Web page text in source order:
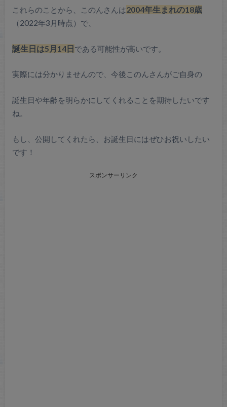
これらのことから、このんさんは2004年生まれの18歳
（2022年3月時点）で、
誕生日は5月14日 である可能性が高いです。
実際には分かりませんので、今後このんさんがご自身の
誕生日や年齢を明らかにしてくれることを期待したいです
ね。
もし、公開してくれたら、お誕生日にはぜひお祝いしたい
です！
スポンサーリンク